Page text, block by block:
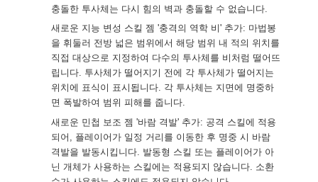
충돌한 투사체는 다시 힘의 벽과 충돌할 수 없습니다.
새로운 지능 변성 스킬 젬 '충격의 역학 비' 추가: 마법봉
을 휘둘러 전방 넓은 범위에서 해당 범위 내 적의 위치를
직접 대상으로 지정하여 다수의 투사체를 비처럼 떨어뜨
립니다. 투사체가 떨어지기 전에 각 투사체가 떨어지는
위치에 표식이 표시됩니다. 각 투사체는 지면에 명중하
면 폭발하여 범위 피해를 줍니다.
새로운 민첩 보조 젬 '바람 격발' 추가: 공격 스킬에 적용
되어, 플레이어가 일정 거리를 이동한 후 명중 시 바람
격발을 발동시킵니다. 발동형 스킬 또는 플레이어가 아
닌 개체가 사용하는 스킬에는 적용되지 않습니다. 소환